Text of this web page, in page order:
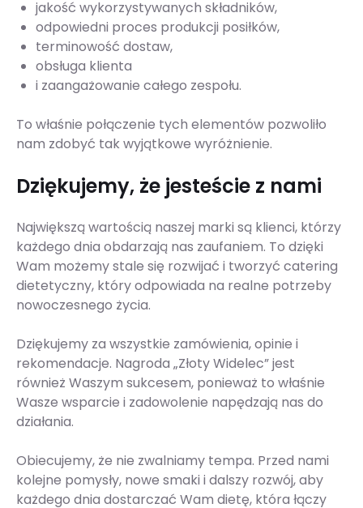
jakość wykorzystywanych składników,
odpowiedni proces produkcji posiłków,
terminowość dostaw,
obsługa klienta
i zaangażowanie całego zespołu.
To właśnie połączenie tych elementów pozwoliło
nam zdobyć tak wyjątkowe wyróżnienie.
Dziękujemy, że jesteście z nami
Największą wartością naszej marki są klienci, którzy
każdego dnia obdarzają nas zaufaniem. To dzięki
Wam możemy stale się rozwijać i tworzyć catering
dietetyczny, który odpowiada na realne potrzeby
nowoczesnego życia.
Dziękujemy za wszystkie zamówienia, opinie i
rekomendacje. Nagroda „Złoty Widelec” jest
również Waszym sukcesem, ponieważ to właśnie
Wasze wsparcie i zadowolenie napędzają nas do
działania.
Obiecujemy, że nie zwalniamy tempa. Przed nami
kolejne pomysły, nowe smaki i dalszy rozwój, aby
każdego dnia dostarczać Wam dietę, która łączy